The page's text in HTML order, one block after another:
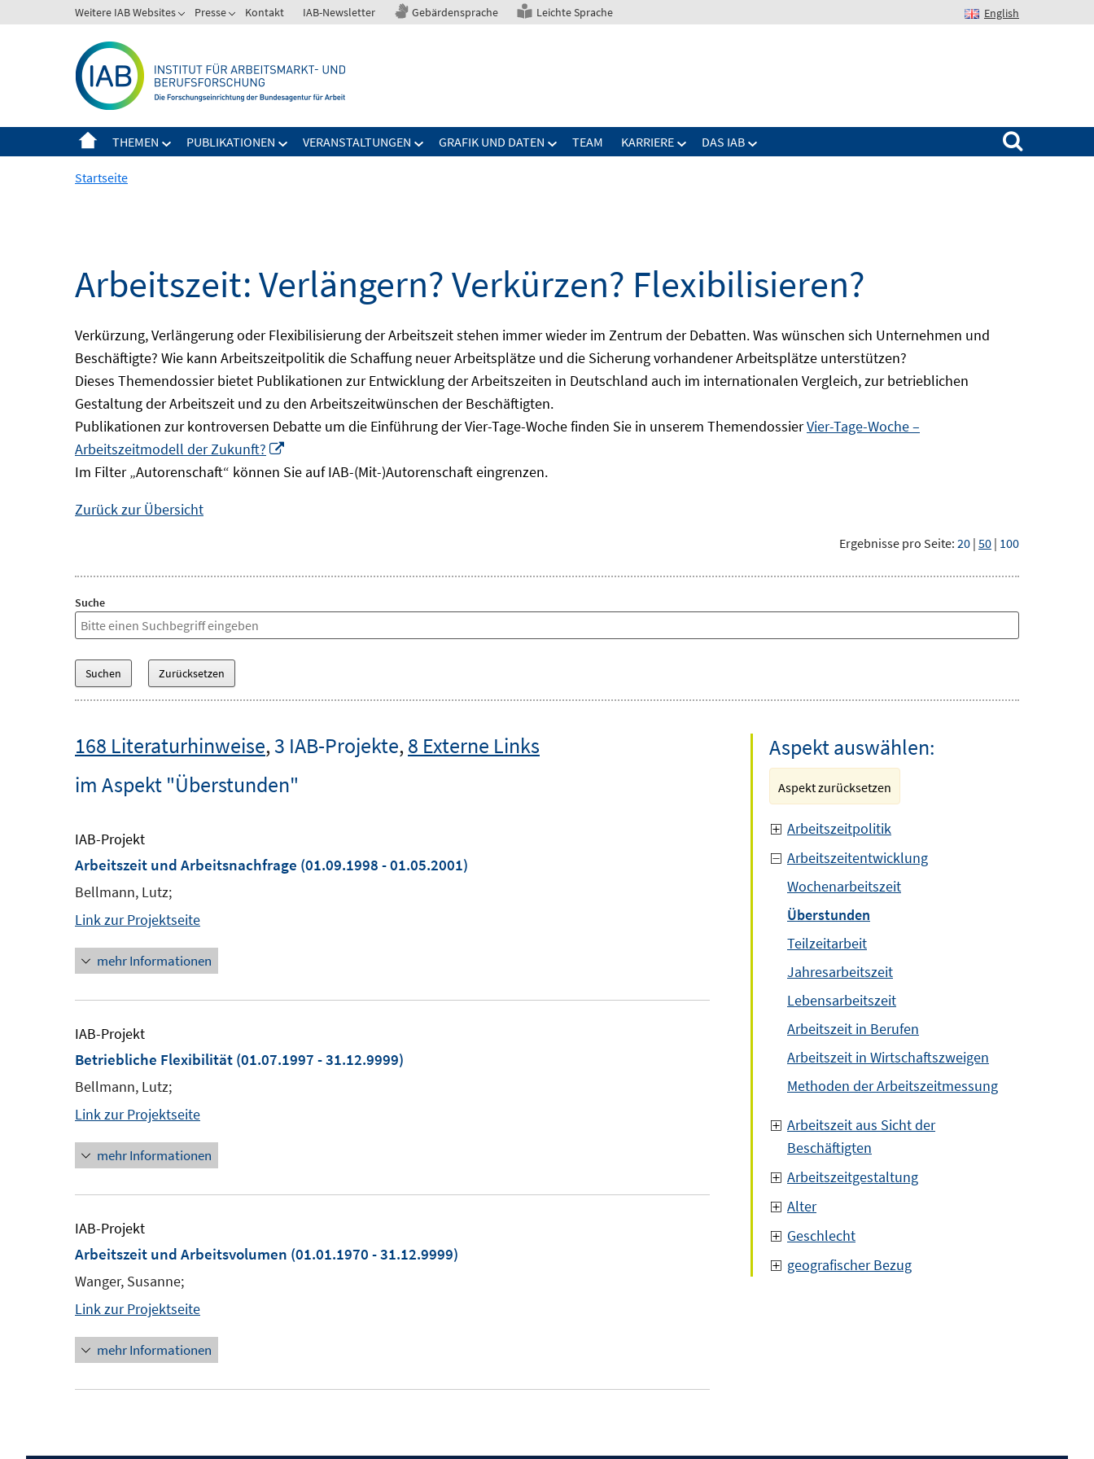
zum
Weitere IAB Websites Presse Kontakt IAB-Newsletter Gebärdensprache Leichte Sprache English
THEMEN PUBLIKATIONEN VERANSTALTUNGEN GRAFIK UND DATEN TEAM KARRIERE DAS IAB
Suchen nach:
Startseite
Arbeitszeit: Verlängern? Verkürzen? Flexibilisieren?
Verkürzung, Verlängerung oder Flexibilisierung der Arbeitszeit stehen immer wieder im Zentrum der Debatten. Was wünschen sich Unternehmen und
Beschäftigte? Wie kann Arbeitszeitpolitik die Schaffung neuer Arbeitsplätze und die Sicherung vorhandener Arbeitsplätze unterstützen?
Dieses Themendossier bietet Publikationen zur Entwicklung der Arbeitszeiten in Deutschland auch im internationalen Vergleich, zur betrieblichen
Gestaltung der Arbeitszeit und zu den Arbeitszeitwünschen der Beschäftigten.
Publikationen zur kontroversen Debatte um die Einführung der Vier-Tage-Woche finden Sie in unserem ThemendossierVier-Tage-Woche –
Arbeitszeitmodell der Zukunft?
neuem
Im Filter „Autorenschaft“ können Sie auf IAB-(Mit-)Autorenschaft eingrenzen.
Zurück zur Übersicht
Ergebnisse pro Seite: 20 | 50 | 100
Suche
168 Literaturhinweise,3 IAB-Projekte,8 Externe Links
im Aspekt "Überstunden"
IAB-Projekt
Arbeitszeit und Arbeitsnachfrage (01.09.1998 - 01.05.2001)
Bellmann, Lutz;
Link zur Projektseite
mehr Informationen
IAB-Projekt
Betriebliche Flexibilität (01.07.1997 - 31.12.9999)
Bellmann, Lutz;
Link zur Projektseite
mehr Informationen
IAB-Projekt
Arbeitszeit und Arbeitsvolumen (01.01.1970 - 31.12.9999)
Wanger, Susanne;
Link zur Projektseite
mehr Informationen
Aspekt auswählen:
Aspekt zurücksetzen
Arbeitszeitpolitik
Arbeitszeitentwicklung
Wochenarbeitszeit
Überstunden
Teilzeitarbeit
Jahresarbeitszeit
Lebensarbeitszeit
Arbeitszeit in Berufen
Arbeitszeit in Wirtschaftszweigen
Methoden der Arbeitszeitmessung
Arbeitszeit aus Sicht der
Beschäftigten
Arbeitszeitgestaltung
Alter
Geschlecht
geografischer Bezug